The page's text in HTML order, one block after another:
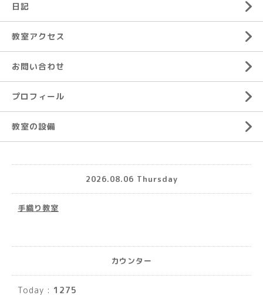
日記
教室アクセス
お問い合わせ
プロフィール
教室の設備
2026.08.06 Thursday
手織り教室
カウンター
Today : 1275